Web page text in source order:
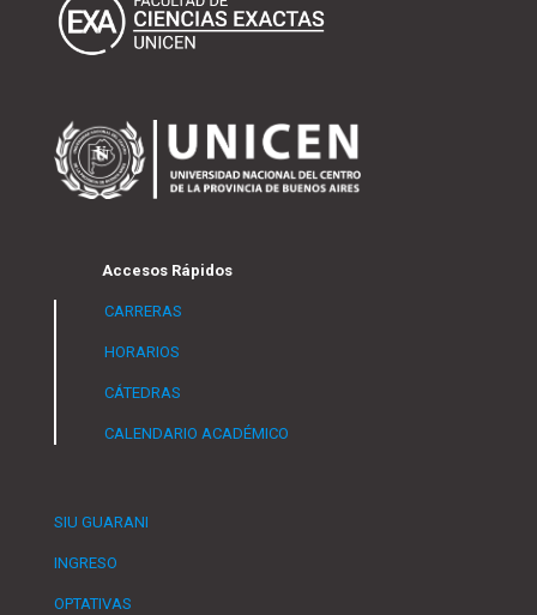
Accesos Rápidos
CARRERAS
HORARIOS
CÁTEDRAS
CALENDARIO ACADÉMICO
SIU GUARANI
INGRESO
OPTATIVAS